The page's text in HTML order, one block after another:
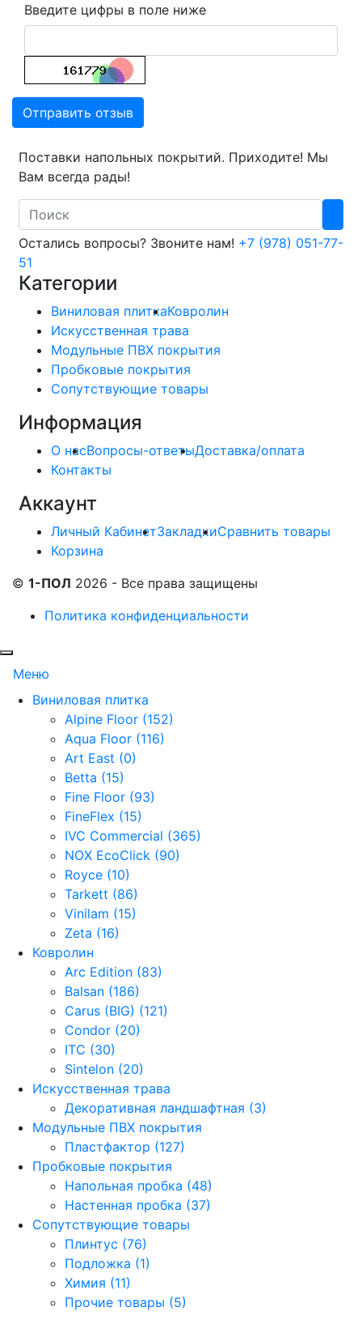
Введите цифры в поле ниже
Отправить отзыв
Поставки напольных покрытий. Приходите! Мы
Вам всегда рады!
Search
Остались вопросы? Звоните нам! +7 (978) 051-77-
51
Категории
Виниловая плиткаКовролин
Искусственная трава
Модульные ПВХ покрытия
Пробковые покрытия
Сопутствующие товары
Информация
О насВопросы-ответыДоставка/оплата
Контакты
Аккаунт
Личный КабинетЗакладкиСравнить товары
Корзина
© 1-ПОЛ 2026 - Все права защищены
Политика конфиденциальности
Меню
Виниловая плитка
Alpine Floor (152)
Aqua Floor (116)
Art East (0)
Betta (15)
Fine Floor (93)
FineFlex (15)
IVC Commercial (365)
NOX EcoClick (90)
Royce (10)
Tarkett (86)
Vinilam (15)
Zeta (16)
Ковролин
Arc Edition (83)
Balsan (186)
Carus (BIG) (121)
Condor (20)
ITC (30)
Sintelon (20)
Искусственная трава
Декоративная ландшафтная (3)
Модульные ПВХ покрытия
Пластфактор (127)
Пробковые покрытия
Напольная пробка (48)
Настенная пробка (37)
Сопутствующие товары
Плинтус (76)
Подложка (1)
Химия (11)
Прочие товары (5)